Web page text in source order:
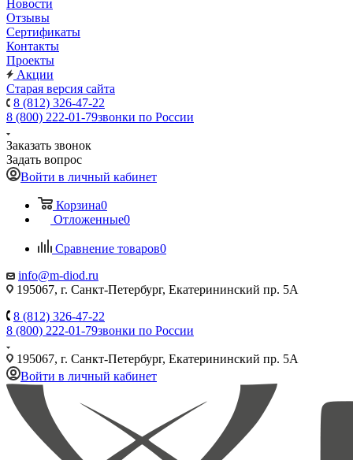
Новости
Отзывы
Сертификаты
Контакты
Проекты
Акции
Старая версия сайта
8 (812) 326-47-22
8 (800) 222-01-79звонки по России
Заказать звонок
Задать вопрос
Войти в личный кабинет
Корзина0
Отложенные0
Сравнение товаров0
info@m-diod.ru
195067, г. Санкт-Петербург, Екатерининский пр. 5А
8 (812) 326-47-22
8 (800) 222-01-79звонки по России
195067, г. Санкт-Петербург, Екатерининский пр. 5А
Войти в личный кабинет